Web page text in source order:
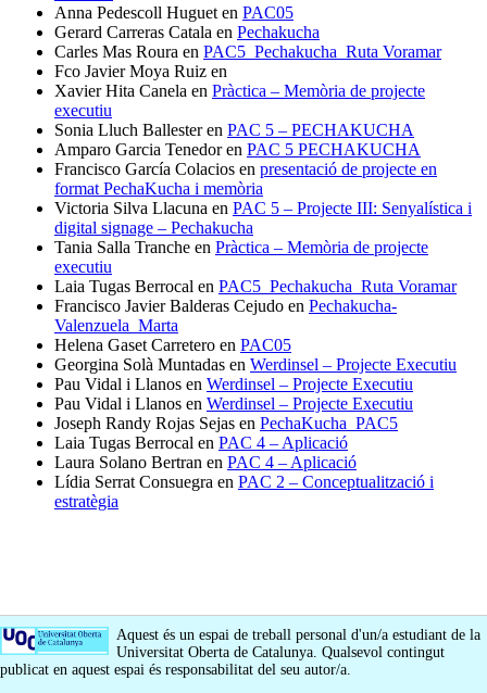
Anna Pedescoll Huguet en PAC05
Gerard Carreras Catala en Pechakucha
Carles Mas Roura en PAC5_Pechakucha_Ruta Voramar
Fco Javier Moya Ruiz en
Xavier Hita Canela en Pràctica – Memòria de projecte
executiu
Sonia Lluch Ballesteren PAC 5 – PECHAKUCHA
Amparo Garcia Tenedoren PAC 5 PECHAKUCHA
Francisco García Colacios en presentació de projecte en
format PechaKucha i memòria
Victoria Silva Llacuna en PAC 5 – Projecte III: Senyalística i
digital signage – Pechakucha
Tania Salla Tranche en Pràctica – Memòria de projecte
executiu
Laia Tugas Berrocal en PAC5_Pechakucha_Ruta Voramar
Francisco Javier Balderas Cejudo en Pechakucha-
Valenzuela_Marta
Helena Gaset Carretero en PAC05
Georgina Solà Muntadas en Werdinsel – Projecte Executiu
Pau Vidal i Llanos en Werdinsel – Projecte Executiu
Pau Vidal i Llanos en Werdinsel – Projecte Executiu
Joseph Randy Rojas Sejas en PechaKucha_PAC5
Laia Tugas Berrocal en PAC 4 – Aplicació
Laura Solano Bertran en PAC 4 – Aplicació
Lídia Serrat Consuegra en PAC 2 – Conceptualització i
estratègia
Aquest és un espai de treball personal d'un/a estudiant de la
Universitat Oberta de Catalunya. Qualsevol contingut
publicat en aquest espai és responsabilitat del seu autor/a.